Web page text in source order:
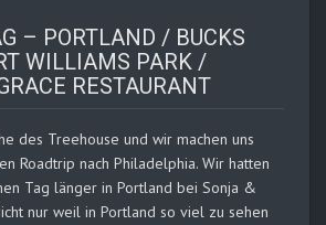
– PORTLAND / BUCKS
WILLIAMS PARK /
RESTAURANT
des Treehouse und wir machen uns
Roadtrip nach Philadelphia. Wir hatten
Tag länger in Portland bei Sonja &
nur weil in Portland so viel zu sehen